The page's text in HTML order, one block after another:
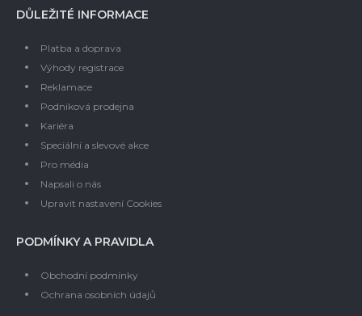
DŮLEŽITÉ INFORMACE
Platba a doprava
Výhody registrace
Reklamace
Podniková prodejna
Kariéra
Speciální a slevové akce
Pro média
Napsali o nás
Upravit nastavení Cookies
PODMÍNKY A PRAVIDLA
Obchodní podmínky
Ochrana osobních údajů